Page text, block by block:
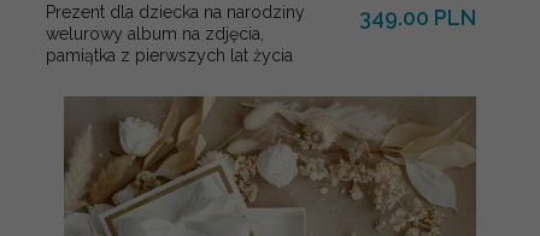
Prezent dla dziecka na narodziny
welurowy album na zdjęcia,
pamiątka z pierwszych lat życia
349.00 PLN